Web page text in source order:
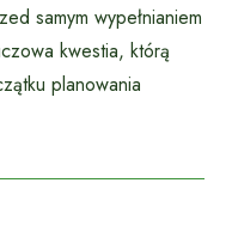
samym wypełnianiem
kwestia, którą
planowania